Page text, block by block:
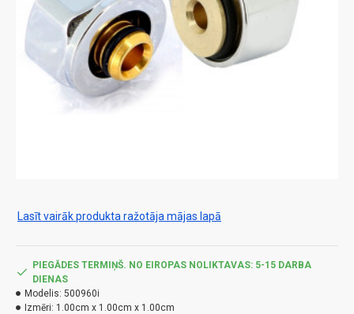
Lasīt vairāk produkta ražotāja mājas lapā
PIEGĀDES TERMIŅŠ. NO EIROPAS NOLIKTAVAS: 5-15 DARBA
DIENAS
Modelis: 500960i
Izmēri: 1.00cm x 1.00cm x 1.00cm